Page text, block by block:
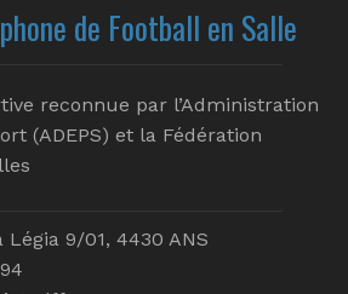
de Football en Salle
reconnue par l’Administration
(ADEPS) et la Fédération
Légia 9/01, 4430 ANS